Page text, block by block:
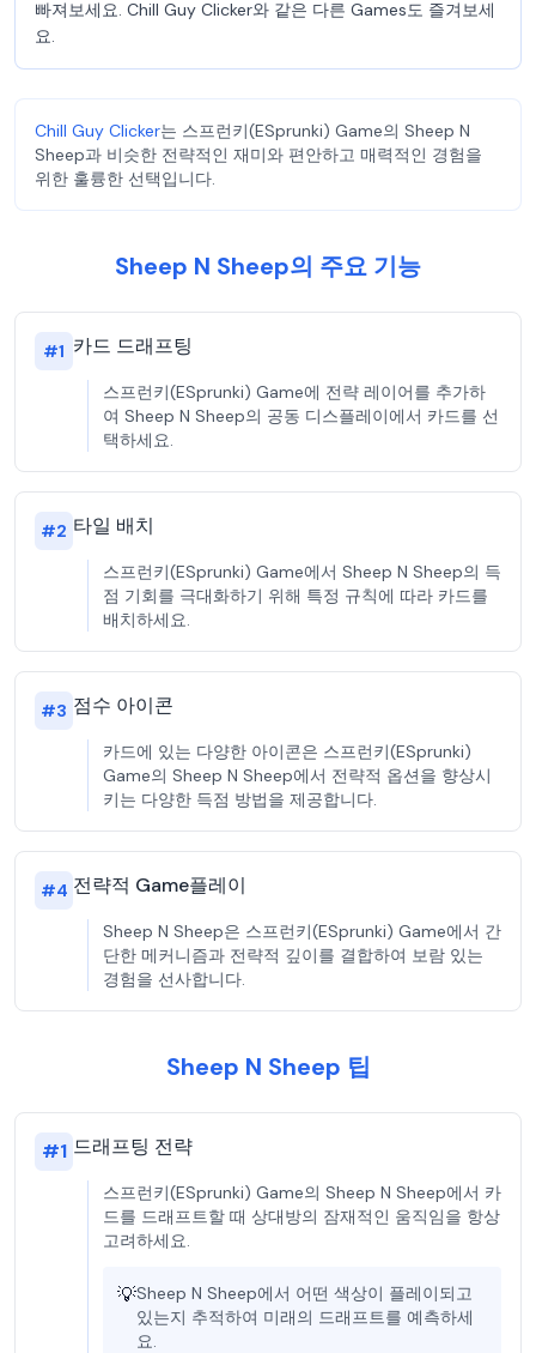
빠져보세요. Chill Guy Clicker와 같은 다른 Games도 즐겨보세
요.
Chill Guy Clicker는 스프런키(ESprunki) Game의 Sheep N
Sheep과 비슷한 전략적인 재미와 편안하고 매력적인 경험을
위한 훌륭한 선택입니다.
Sheep N Sheep의 주요 기능
#1 카드 드래프팅
스프런키(ESprunki) Game에 전략 레이어를 추가하
여 Sheep N Sheep의 공동 디스플레이에서 카드를 선
택하세요.
#2 타일 배치
스프런키(ESprunki) Game에서 Sheep N Sheep의 득
점 기회를 극대화하기 위해 특정 규칙에 따라 카드를
배치하세요.
#3 점수 아이콘
카드에 있는 다양한 아이콘은 스프런키(ESprunki)
Game의 Sheep N Sheep에서 전략적 옵션을 향상시
키는 다양한 득점 방법을 제공합니다.
#4 전략적 Game플레이
Sheep N Sheep은 스프런키(ESprunki) Game에서 간
단한 메커니즘과 전략적 깊이를 결합하여 보람 있는
경험을 선사합니다.
Sheep N Sheep 팁
#1 드래프팅 전략
스프런키(ESprunki) Game의 Sheep N Sheep에서 카
드를 드래프트할 때 상대방의 잠재적인 움직임을 항상
고려하세요.
💡Sheep N Sheep에서 어떤 색상이 플레이되고
있는지 추적하여 미래의 드래프트를 예측하세
요.